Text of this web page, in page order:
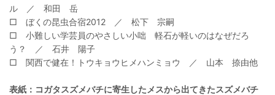
ル ／ 和田 岳
□ ぼくの昆虫合宿2012 ／ 松下 宗嗣
□ 小難しい学芸員のやさしい小咄 軽石が軽いのはなぜだろ
う？ ／ 石井 陽子
□ 関西で健在！トウキョウヒメハンミョウ ／ 山本 捺由他
表紙：コガタスズメバチに寄生したメスから出てきたスズメバチ